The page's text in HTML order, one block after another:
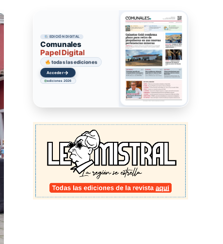
EDICIÓN DIGITAL
Comunales
Papel Digital
todas las ediciones
Acceder→
ediciones 2026